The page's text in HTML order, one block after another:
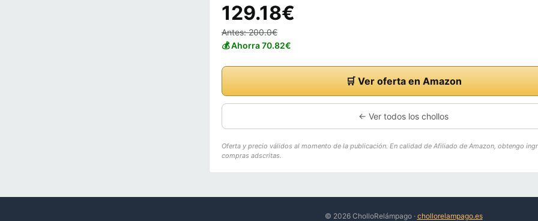
129.18€
Antes: 200.0€
💰 Ahorra 70.82€
🛒 Ver oferta en Amazon
← Ver todos los chollos
Oferta y precio válidos al momento de la publicación. En calidad de Afiliado de Amazon, obtengo
compras adscritas.
© 2026 CholloRelámpago · chollorelampago.es